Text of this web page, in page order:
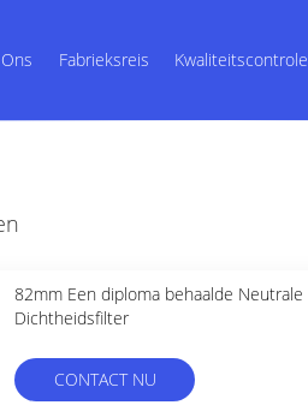
Fabrieksreis Kwaliteitscontrole
82mm Een diploma behaalde Neutrale
Dichtheidsfilter
CONTACT NU